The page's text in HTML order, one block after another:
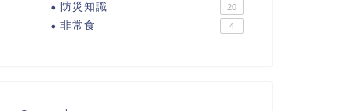
防災知識 20
非常食 4